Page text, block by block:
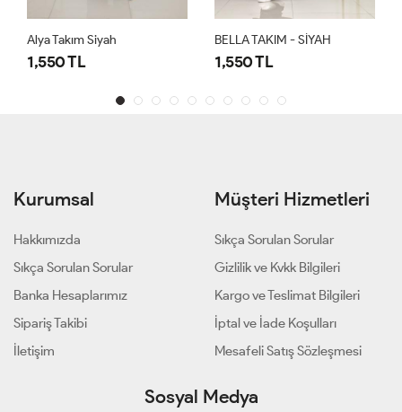
Alya Takım Siyah
1,550 TL
BELLA TAKIM - SİYAH
1,550 TL
Kurumsal
Hakkımızda
Sıkça Sorulan Sorular
Banka Hesaplarımız
Sipariş Takibi
İletişim
Müşteri Hizmetleri
Sıkça Sorulan Sorular
Gizlilik ve Kvkk Bilgileri
Kargo ve Teslimat Bilgileri
İptal ve İade Koşulları
Mesafeli Satış Sözleşmesi
Sosyal Medya